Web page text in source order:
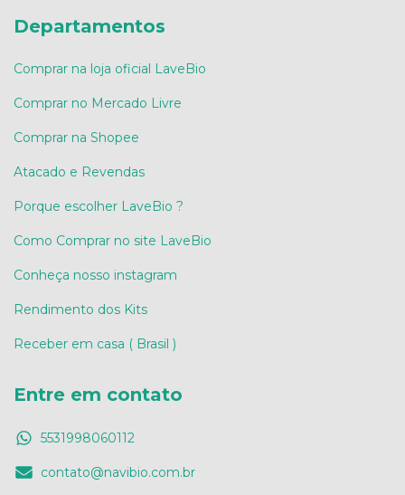
Departamentos
Comprar na loja oficial LaveBio
Comprar no Mercado Livre
Comprar na Shopee
Atacado e Revendas
Porque escolher LaveBio ?
Como Comprar no site LaveBio
Conheça nosso instagram
Rendimento dos Kits
Receber em casa ( Brasil )
Entre em contato
5531998060112
contato@navibio.com.br